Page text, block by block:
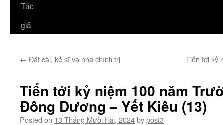
Tác
giả
← Đất cãi, kẻ sĩ và nhà chính trị Tiến tới kỷ
Tiến tới kỷ niệm 100 năm
Đông Dương – Yết Kiêu (13)
Posted on 13 Tháng Mười Hai, 2024bypost3